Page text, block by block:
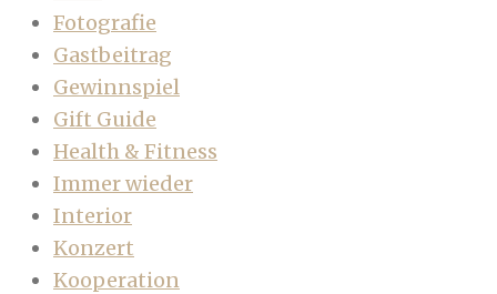
Fotografie
Gastbeitrag
Gewinnspiel
Gift Guide
Health & Fitness
Immer wieder
Interior
Konzert
Kooperation